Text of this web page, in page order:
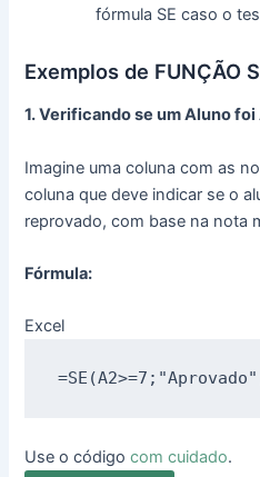
fórmula SE caso o
Exemplos de FUNÇÃO
1. Verificando se um Aluno
Imagine uma coluna com as
coluna que deve indicar se o
reprovado, com base na nota
Fórmula:
Excel
=SE(A2>=7 ; "Aprovado"
Use o códigocom cuidado.